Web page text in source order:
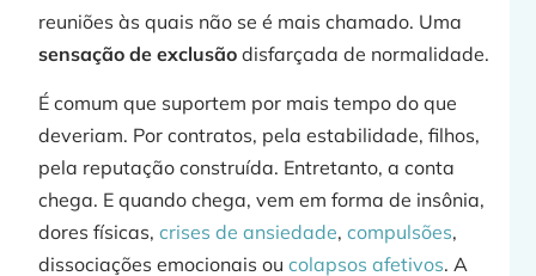
reuniões às quais não se é mais chamado. Uma
sensação de exclusão disfarçada de normalidade.
É comum que suportem por mais tempo do que
deveriam. Por contratos, pela estabilidade, filhos,
pela reputação construída. Entretanto, a conta
chega. E quando chega, vem em forma de insônia,
dores físicas, crises de ansiedade,compulsões,
dissociações emocionais oucolapsos afetivos. A